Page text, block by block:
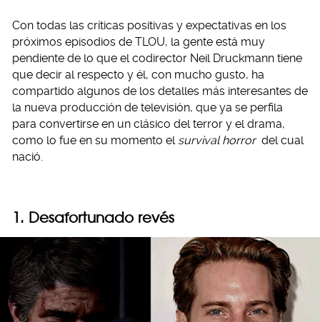
Con todas las críticas positivas y expectativas en los
próximos episodios de TLOU, la gente está muy
pendiente de lo que el codirector Neil Druckmann tiene
que decir al respecto y él, con mucho gusto, ha
compartido algunos de los detalles más interesantes de
la nueva producción de televisión, que ya se perfila
para convertirse en un clásico del terror y el drama,
como lo fue en su momento el survival horror del cual
nació.
1. Desafortunado revés